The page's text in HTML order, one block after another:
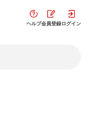
ヘルプ会員登録ログイン